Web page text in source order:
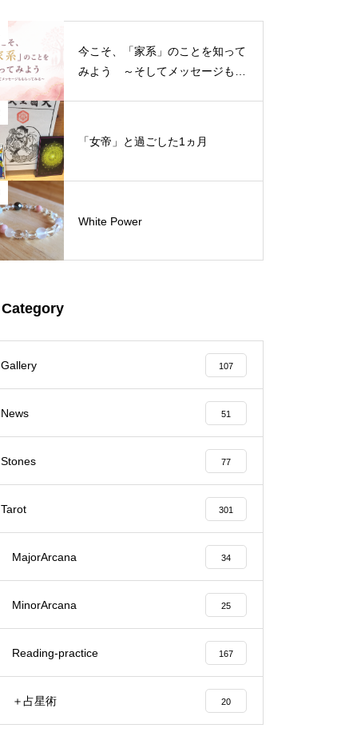
今こそ、「家系」のことを知って
みよう ～そしてメッセージもも
「女帝」と過ごした1ヵ月
White Power
Category
Gallery 107
News 51
Stones 77
Tarot 301
MajorArcana 34
MinorArcana 25
Reading-practice 167
＋占星術 20